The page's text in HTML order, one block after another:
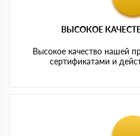
ВЫСОКОЕ
Высокое качество нашей
сертификатами и